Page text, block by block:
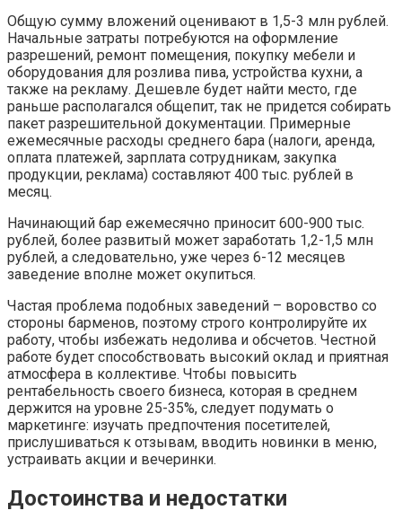
Общую сумму вложений оценивают в 1,5-3 млн рублей.
Начальные затраты потребуются на оформление
разрешений, ремонт помещения, покупку мебели и
оборудования для розлива пива, устройства кухни, а
также на рекламу. Дешевле будет найти место, где
раньше располагался общепит, так не придется собирать
пакет разрешительной документации. Примерные
ежемесячные расходы среднего бара (налоги, аренда,
оплата платежей, зарплата сотрудникам, закупка
продукции, реклама) составляют 400 тыс. рублей в
месяц.
Начинающий бар ежемесячно приносит 600-900 тыс.
рублей, более развитый может заработать 1,2-1,5 млн
рублей, а следовательно, уже через 6-12 месяцев
заведение вполне может окупиться.
Частая проблема подобных заведений – воровство со
стороны барменов, поэтому строго контролируйте их
работу, чтобы избежать недолива и обсчетов. Честной
работе будет способствовать высокий оклад и приятная
атмосфера в коллективе. Чтобы повысить
рентабельность своего бизнеса, которая в среднем
держится на уровне 25-35%, следует подумать о
маркетинге: изучать предпочтения посетителей,
прислушиваться к отзывам, вводить новинки в меню,
устраивать акции и вечеринки.
Достоинства и недостатки